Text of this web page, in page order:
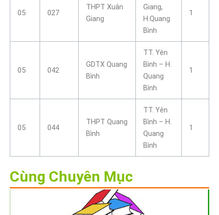
05 027
THPT Xuân
Giang
Giang,
H.Quang
Bình
1
05 042
GDTX Quang
Bình
TT. Yên
Bình – H.
Quang
Bình
1
05 044
THPT Quang
Bình
TT. Yên
Bình – H.
Quang
Bình
1
Cùng Chuyên Mục